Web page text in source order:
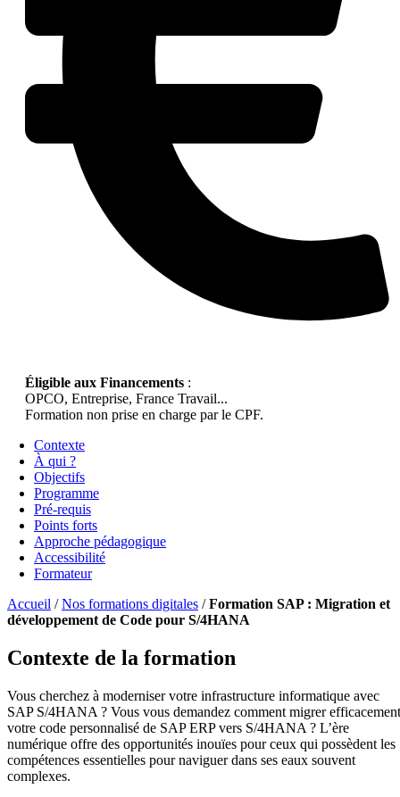
Éligible aux Financements :
OPCO, Entreprise, France Travail...
Formation non prise en charge par le CPF.
Contexte
À qui ?
Objectifs
Programme
Pré-requis
Points forts
Approche pédagogique
Accessibilité
Formateur
Accueil /Nos formations digitales /Formation SAP : Migration et
développement de Code pour S/4HANA
Contexte de la formation
Vous cherchez à moderniser votre infrastructure informatique avec
SAP S/4HANA ? Vous vous demandez comment migrer efficacement
votre code personnalisé de SAP ERP vers S/4HANA ? L’ère
numérique offre des opportunités inouïes pour ceux qui possèdent les
compétences essentielles pour naviguer dans ses eaux souvent
complexes.